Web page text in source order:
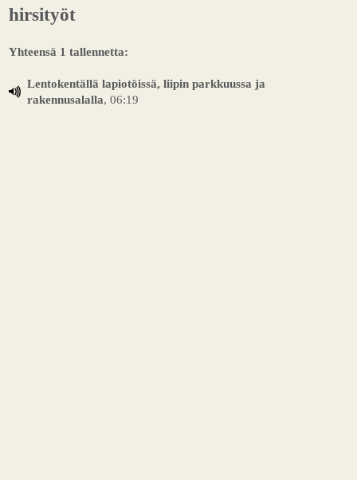
hirsityöt
Yhteensä 1 tallennetta:
Lentokentällä lapiotöissä, liipin parkkuussa ja
rakennusalalla, 06:19